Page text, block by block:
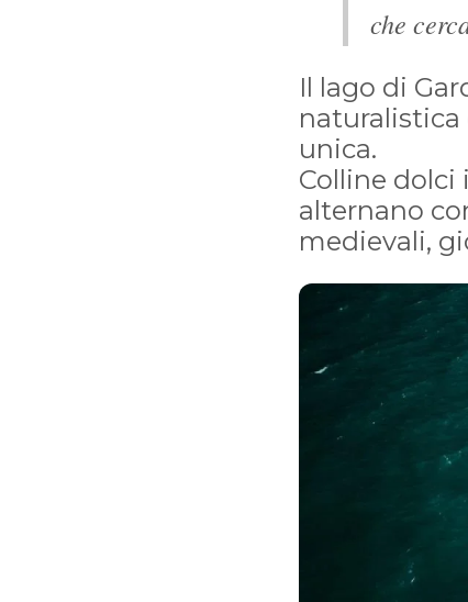
che
Il lago di
unica.
Colline
alternano
medievali,